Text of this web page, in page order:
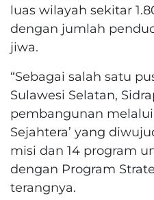
luas wilayah sekitar
dengan jumlah
jiwa.
“Sebagai salah satu
Sulawesi Selatan,
pembangunan melalui
Sejahtera’ yang
misi dan 14 program
dengan Program
terangnya.